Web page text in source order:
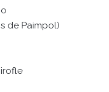
de Paimpol)